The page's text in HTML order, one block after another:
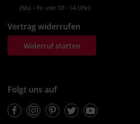
(Mo. ‐ Fr. von 10 ‐ 14 Uhr)
Vertrag widerrufen
Widerruf starten
Folgt uns auf
FacebookInstagramPinterestTwitterYoutube